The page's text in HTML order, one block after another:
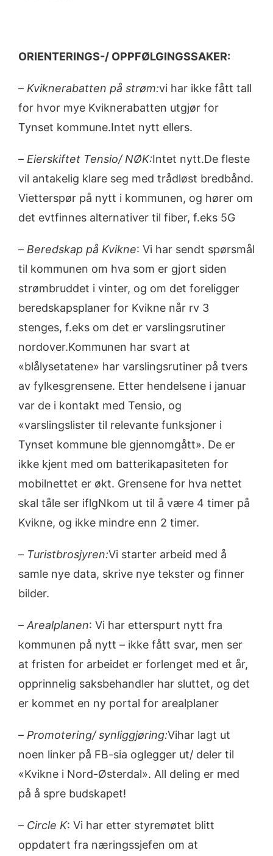
ORIENTERINGS-/ OPPFØLGINGSSAKER:
– Kviknerabatten på strøm:vi har ikke fått tall
for hvor mye Kviknerabatten utgjør for
Tynset kommune.Intet nytt ellers.
– Eierskiftet Tensio/ NØK:Intet nytt.De fleste
vil antakelig klare seg med trådløst bredbånd.
Vietterspør på nytt i kommunen, og hører om
det evtfinnes alternativer til fiber, f.eks 5G
– Beredskap på Kvikne: Vi har sendt spørsmål
til kommunen om hva som er gjort siden
strømbruddet i vinter, og om det foreligger
beredskapsplaner for Kvikne når rv 3
stenges, f.eks om det er varslingsrutiner
nordover.Kommunen har svart at
«blålysetatene» har varslingsrutiner på tvers
av fylkesgrensene. Etter hendelsene i januar
var de i kontakt med Tensio, og
«varslingslister til relevante funksjoner i
Tynset kommune ble gjennomgått». De er
ikke kjent med om batterikapasiteten for
mobilnettet er økt. Grensene for hva nettet
skal tåle ser iflgNkom ut til å være 4 timer på
Kvikne, og ikke mindre enn 2 timer.
– Turistbrosjyren:Vi starter arbeid med å
samle nye data, skrive nye tekster og finner
bilder.
– Arealplanen: Vi har etterspurt nytt fra
kommunen på nytt – ikke fått svar, men ser
at fristen for arbeidet er forlenget med et år,
opprinnelig saksbehandler har sluttet, og det
er kommet en ny portal for arealplaner
– Promotering/ synliggjøring:Vihar lagt ut
noen linker på FB-sia oglegger ut/ deler til
«Kvikne i Nord-Østerdal». All deling er med
på å spre budskapet!
– Circle K: Vi har etter styremøtet blitt
oppdatert fra næringssjefen om at